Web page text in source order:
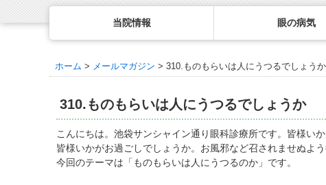
当院情報
最新情報
医師のご紹介
当院勤務医師のご紹介
ごあいさつ
眼の病気
眼の病気を調べる
症状から探す
目の構造から探す
眼科専門治療・特設ページ
角膜疾患専門治療ページ
ドライアイ専門治療ページ
網膜・硝子体専門治療ページ
WEB予約(来院日時の設定)
コンタクトレンズ診療を予約
緑内障専門治療を予約
角膜専門治療を予約
コンタクトレンズ診療
処方箋を推奨する理由
定期検査について
コンタクトレンズの種類
ホーム > メールマガジン > 310.ものもらいは人にうつるでしょうか
310.ものもらいは人にうつるでしょうか
こんにちは。池袋サンシャイン通り眼科診療所です。皆様いか
皆様いかがお過ごしでしょうか。お風邪など召されませぬよう
今回のテーマは「ものもらいは人にうつるのか」です。